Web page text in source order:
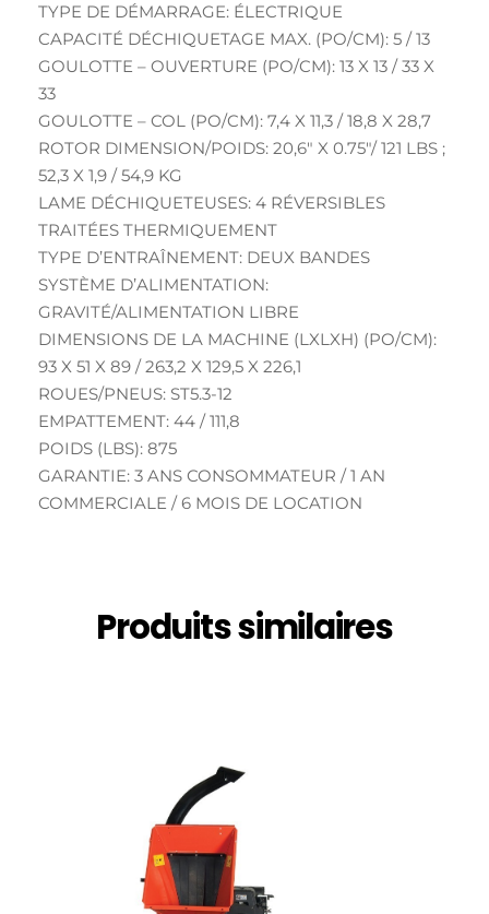
TYPE DE DÉMARRAGE: ÉLECTRIQUE
CAPACITÉ DÉCHIQUETAGE MAX. (PO/CM): 5 / 13
GOULOTTE – OUVERTURE (PO/CM): 13 X 13 / 33 X
33
GOULOTTE – COL (PO/CM): 7,4 X 11,3 / 18,8 X 28,7
ROTOR DIMENSION/POIDS: 20,6″ X 0.75″/ 121 LBS ;
52,3 X 1,9 / 54,9 KG
LAME DÉCHIQUETEUSES: 4 RÉVERSIBLES
TRAITÉES THERMIQUEMENT
TYPE D’ENTRAÎNEMENT: DEUX BANDES
SYSTÈME D’ALIMENTATION:
GRAVITÉ/ALIMENTATION LIBRE
DIMENSIONS DE LA MACHINE (LXLXH) (PO/CM):
93 X 51 X 89 / 263,2 X 129,5 X 226,1
ROUES/PNEUS: ST5.3-12
EMPATTEMENT: 44 / 111,8
POIDS (LBS): 875
GARANTIE: 3 ANS CONSOMMATEUR / 1 AN
COMMERCIALE / 6 MOIS DE LOCATION
Produits similaires